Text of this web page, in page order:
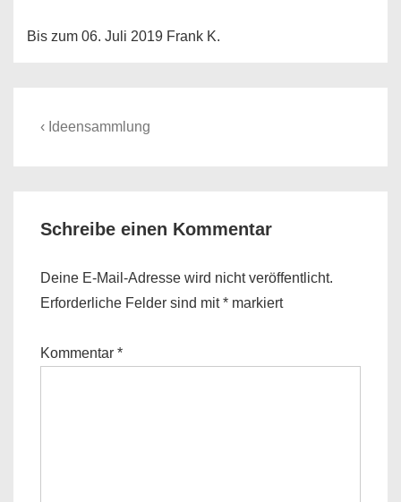
Bis zum 06. Juli 2019 Frank K.
Beitragsnavigation
Previous
‹ Ideensammlung
Schreibe einen Kommentar
Deine E-Mail-Adresse wird nicht veröffentlicht.
Erforderliche Felder sind mit* markiert
Kommentar *